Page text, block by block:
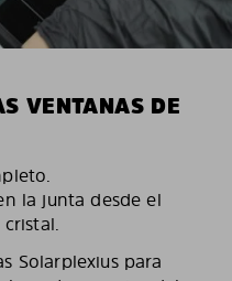
VENTANAS DE
la junta desde el
Solarplexius para